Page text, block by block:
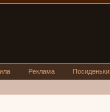
Реклама Посиденьки